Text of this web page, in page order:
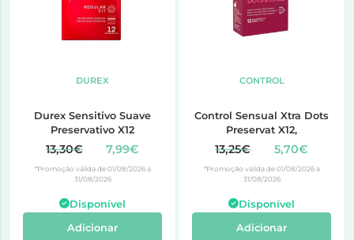
DUREX
Durex Sensitivo Suave
Preservativo X12
13,30€ 7,99€
*Promoção válida de 01/08/2026 a
31/08/2026
Disponível
Adicionar
CONTROL
Control Sensual Xtra Dots
Preservat X12,
13,25€ 5,70€
*Promoção válida de 01/08/2026 a
31/08/2026
Disponível
Adicionar